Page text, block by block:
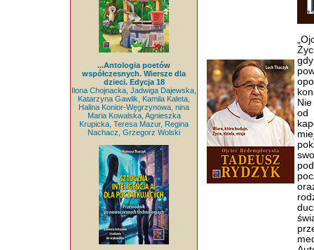
...Antologia poetów
współczesnych. Wiersze dla
dzieci. Edycja 18
Ilona Chojnacka, Jadwiga Dajewska,
Katarzyna Gawlik, Kamila Kaleta,
Halina Konior-Węgrzynowa, nina
Maria Kowalska, Agnieszka
Krupicka, Teresa Mazur, Regina
Nachacz, Grzegorz Wolski
od